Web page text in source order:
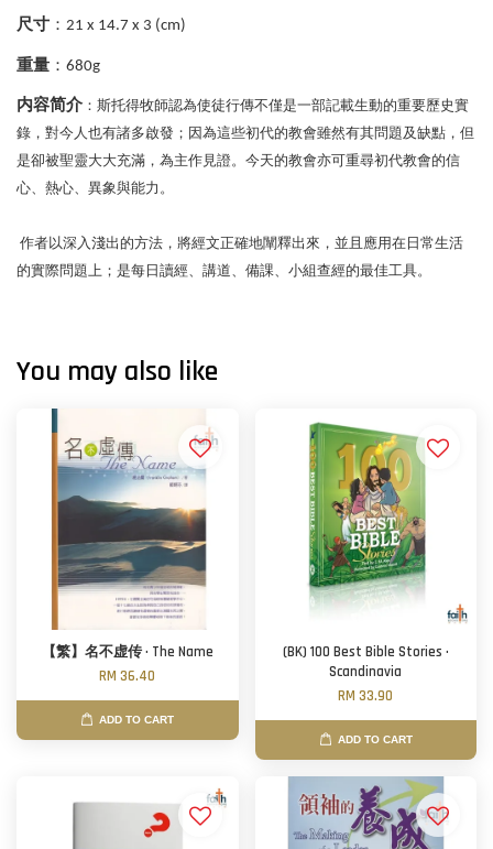
尺寸 ： 21 x 14.7 x 3 (cm)
重量 ： 680g
内容简介 ：斯托得牧師認為使徒行傳不僅是一部記載生動的重要歷史實
錄，對今人也有諸多啟發；因為這些初代的教會雖然有其問題及缺點，但
是卻被聖靈大大充滿，為主作見證。今天的教會亦可重尋初代教會的信
心、熱心、異象與能力。
作者以深入淺出的方法，將經文正確地闡釋出來，並且應用在日常生活
的實際問題上；是每日讀經、講道、備課、小組查經的最佳工具。
You may also like
【繁】名不虚传 · The Name
RM 36.40
ADD TO CART
(BK) 100 Best Bible Stories ·
Scandinavia
RM 33.90
ADD TO CART